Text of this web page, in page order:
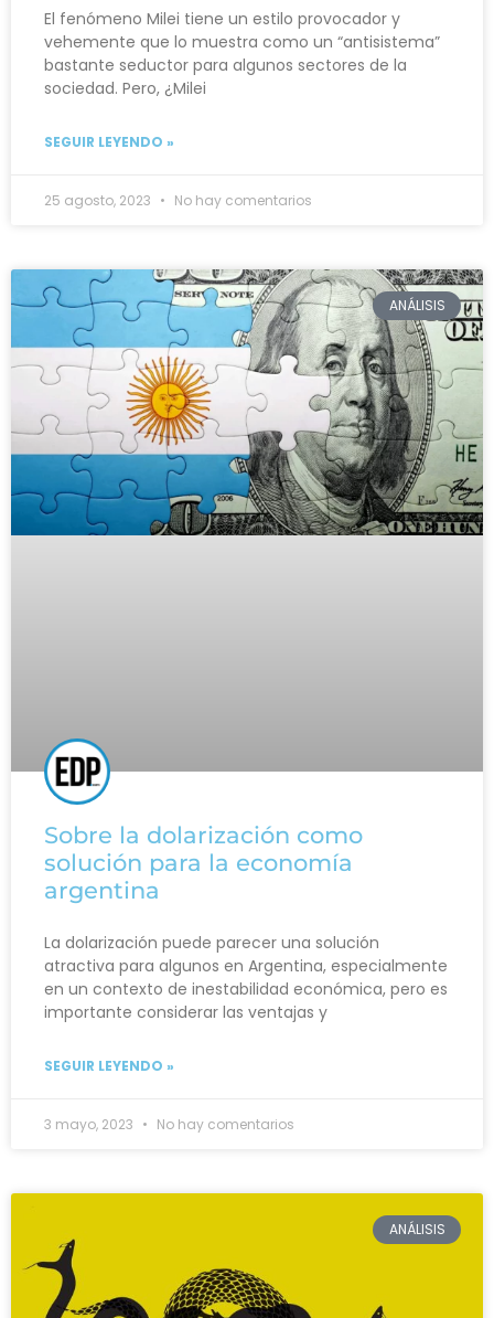
El fenómeno Milei tiene un estilo provocador y
vehemente que lo muestra como un “antisistema”
bastante seductor para algunos sectores de la
sociedad. Pero, ¿Milei
SEGUIR LEYENDO »
25 agosto, 2023 No hay comentarios
ANÁLISIS
Sobre la dolarización como
solución para la economía
argentina
La dolarización puede parecer una solución
atractiva para algunos en Argentina, especialmente
en un contexto de inestabilidad económica, pero es
importante considerar las ventajas y
SEGUIR LEYENDO »
3 mayo, 2023 No hay comentarios
ANÁLISIS